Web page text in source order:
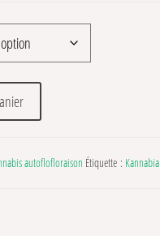
Auto Kannabia
autoflofloraison Étiquette : Kannabia